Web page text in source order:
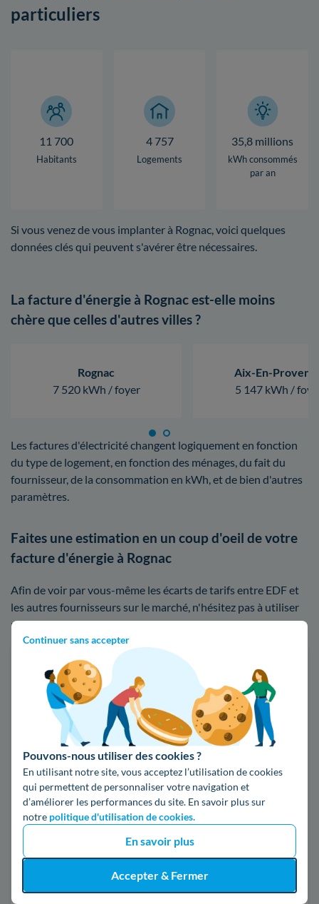
Continuer sans accepter
Pouvons-nous utiliser des cookies ?
En utilisant notre site, vous acceptez l’utilisation de cookies
qui permettent de personnaliser votre navigation et
d’améliorer les performances du site. En savoir plus sur
notre politique d'utilisation de cookies.
En savoir plus
Accepter & Fermer
particuliers
11 700
Habitants
4 757
Logements
35,8 millions
kWh consommés
par an
Si vous venez de vous implanter à Rognac, voici quelques
données clés qui peuvent s'avérer être nécessaires.
La facture d'énergie à Rognac est-elle moins
chère que celles d'autres villes ?
Rognac
7 520 kWh / foyer
Aix-En-
5 147 kWh /
Les factures d'électricité changent logiquement en fonction
du type de logement, en fonction des ménages, du fait du
fournisseur, de la consommation en kWh, et de bien d'autres
paramètres.
Faites une estimation en un coup d'oeil de votre
facture d'énergie à Rognac
Afin de voir par vous-même les écarts de tarifs entre EDF et
les autres fournisseurs sur le marché, n'hésitez pas à utiliser
notre comparateur d'offres d'électricité ou de gaz :
Faites des économies sur vos factures d'énergie
Je compare
Électricité Gaz naturel
Code postal
13340 (ROGNAC)
Pour mon